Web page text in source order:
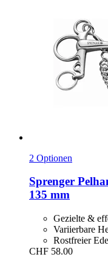
2 Optionen
Sprenger
135 mm
Gezielte &
Variierbare
Rostfreier
CHF 58.00